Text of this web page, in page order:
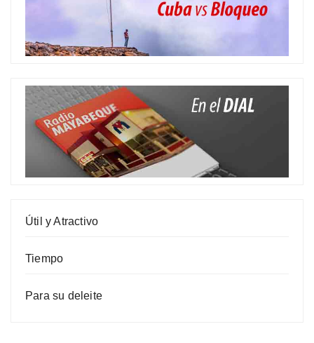
Útil y Atractivo
Tiempo
Para su deleite